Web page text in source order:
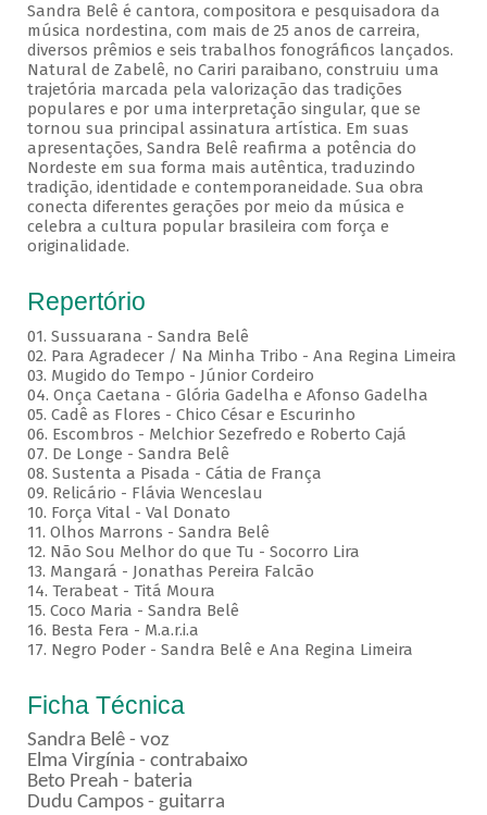
Sandra Belê é cantora, compositora e pesquisadora da
música nordestina, com mais de 25 anos de carreira,
diversos prêmios e seis trabalhos fonográficos lançados.
Natural de Zabelê, no Cariri paraibano, construiu uma
trajetória marcada pela valorização das tradições
populares e por uma interpretação singular, que se
tornou sua principal assinatura artística. Em suas
apresentações, Sandra Belê reafirma a potência do
Nordeste em sua forma mais autêntica, traduzindo
tradição, identidade e contemporaneidade. Sua obra
conecta diferentes gerações por meio da música e
celebra a cultura popular brasileira com força e
originalidade.
Repertório
01. Sussuarana - Sandra Belê
02. Para Agradecer / Na Minha Tribo - Ana Regina Limeira
03. Mugido do Tempo - Júnior Cordeiro
04. Onça Caetana - Glória Gadelha e Afonso Gadelha
05. Cadê as Flores - Chico César e Escurinho
06. Escombros - Melchior Sezefredo e Roberto Cajá
07. De Longe - Sandra Belê
08. Sustenta a Pisada - Cátia de França
09. Relicário - Flávia Wenceslau
10. Força Vital - Val Donato
11. Olhos Marrons - Sandra Belê
12. Não Sou Melhor do que Tu - Socorro Lira
13. Mangará - Jonathas Pereira Falcão
14. Terabeat - Titá Moura
15. Coco Maria - Sandra Belê
16. Besta Fera - M.a.r.i.a
17. Negro Poder - Sandra Belê e Ana Regina Limeira
Ficha Técnica
Sandra Belê - voz
Elma Virgínia - contrabaixo
Beto Preah - bateria
Dudu Campos - guitarra